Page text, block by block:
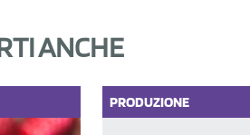
ANCHE
PRODUZIONE